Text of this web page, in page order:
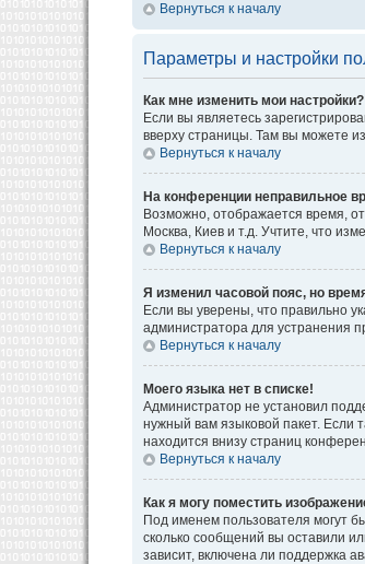
Вернуться к началу
Параметры и настройки
Как мне изменить мои настройки?
Если вы являетесь
вверху страницы. Там вы можете
Вернуться к началу
На конференции неправильное
Возможно, отображается время,
Москва, Киев и т.д. Учтите, что
Вернуться к началу
Я изменил часовой пояс, но
Если вы уверены, что правильно
администратора для устранения
Вернуться к началу
Моего языка нет в списке!
Администратор не установил
нужный вам языковой пакет. Если
находится внизу страниц
Вернуться к началу
Как я могу поместить
Под именем пользователя могут
сколько сообщений вы оставили
зависит, включена ли поддержка